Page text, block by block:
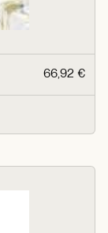
66,92 €